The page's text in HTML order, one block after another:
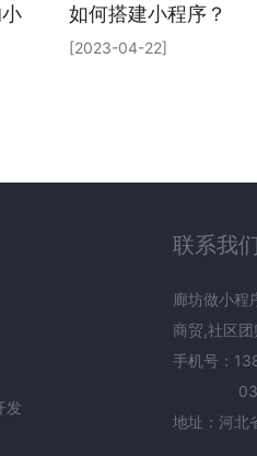
如何搭建小程序？
[2023-04-22]
发
联系我们
廊坊做小程
商贸,社区
手机号：
0316-
地址：河北